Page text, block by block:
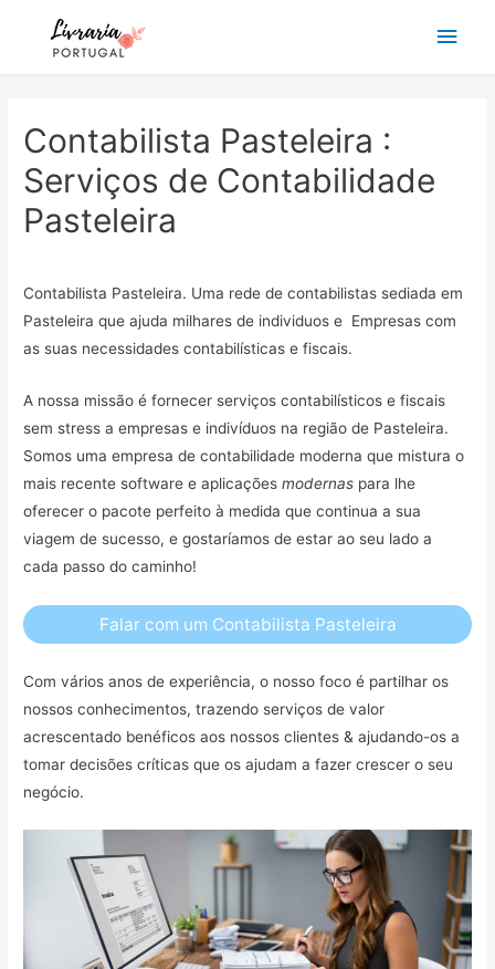
Main
Contabilista Pasteleira :
Serviços de Contabilidade
Pasteleira
Contabilista Pasteleira. Uma rede de contabilistas sediada em
Pasteleira que ajuda milhares de individuos e Empresas com
as suas necessidades contabilísticas e fiscais.
A nossa missão é fornecer serviços contabilísticos e fiscais
sem stress a empresas e indivíduos na região de Pasteleira.
Somos uma empresa de contabilidade moderna que mistura o
mais recente software e aplicaçõesmodernas para lhe
oferecer o pacote perfeito à medida que continua a sua
viagem de sucesso, e gostaríamos de estar ao seu lado a
cada passo do caminho!
Falar com um Contabilista Pasteleira
Com vários anos de experiência, o nosso foco é partilhar os
nossos conhecimentos, trazendo serviços de valor
acrescentado benéficos aos nossos clientes & ajudando-os a
tomar decisões críticas que os ajudam a fazer crescer o seu
negócio.